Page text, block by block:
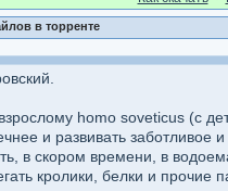
в торренте
homo soveticus (с
и развивать
в скором времени, в
кролики, белки и прочие